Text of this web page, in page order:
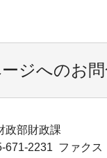
ジへのお
政部財政課
671-2231 ファクス